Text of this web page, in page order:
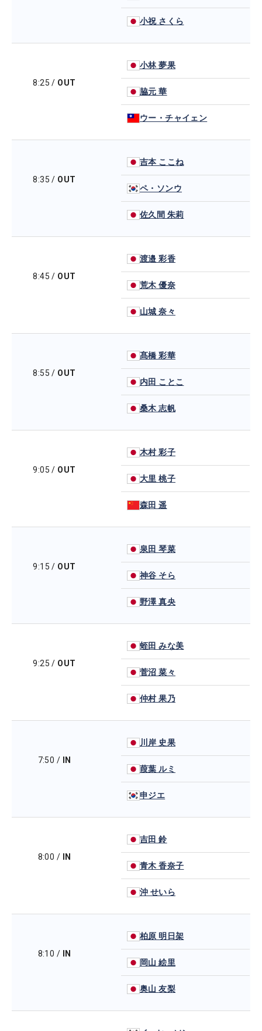
小祝 さくら
8:25 / OUT
小林 夢果
脇元 華
ウー・チャイェン
8:35 / OUT
吉本 ここね
ペ・ソンウ
佐久間 朱莉
8:45 / OUT
渡邉 彩香
荒木 優奈
山城 奈々
8:55 / OUT
髙橋 彩華
内田 ことこ
桑木 志帆
9:05 / OUT
木村 彩子
大里 桃子
森田 遥
9:15 / OUT
泉田 琴菜
神谷 そら
野澤 真央
9:25 / OUT
蛭田 みな美
菅沼 菜々
仲村 果乃
7:50 / IN
川岸 史果
葭葉 ルミ
申ジエ
8:00 / IN
吉田 鈴
青木 香奈子
沖 せいら
8:10 / IN
柏原 明日架
岡山 絵里
奥山 友梨